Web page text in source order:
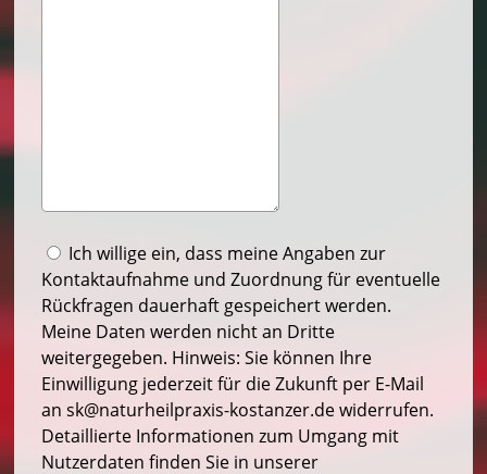
Ich willige ein, dass meine Angaben zur
Kontaktaufnahme und Zuordnung für eventuelle
Rückfragen dauerhaft gespeichert werden.
Meine Daten werden nicht an Dritte
weitergegeben. Hinweis: Sie können Ihre
Einwilligung jederzeit für die Zukunft per E-Mail
an sk@naturheilpraxis-kostanzer.de widerrufen.
Detaillierte Informationen zum Umgang mit
Nutzerdaten finden Sie in unserer